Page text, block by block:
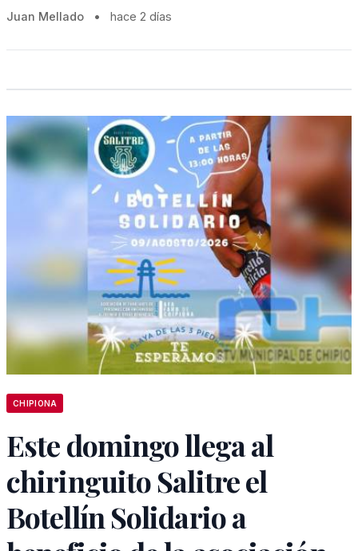
Juan Mellado • hace 2 días
CHIPIONA
Este domingo llega al
chiringuito Salitre el
Botellín Solidario a